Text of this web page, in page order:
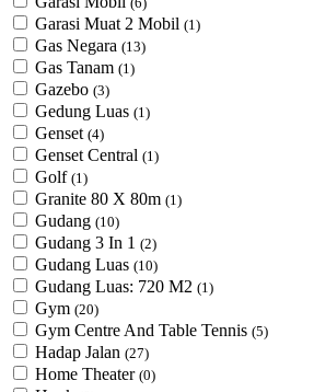
Garasi Muat 2 Mobil (1)
Gas Negara (13)
Gas Tanam (1)
Gazebo (3)
Gedung Luas (1)
Genset (4)
Genset Central (1)
Golf (1)
Granite 80 X 80m (1)
Gudang (10)
Gudang 3 In 1 (2)
Gudang Luas (10)
Gudang Luas: 720 M2 (1)
Gym (20)
Gym Centre And Table Tennis (5)
Hadap Jalan (27)
Home Theater (0)